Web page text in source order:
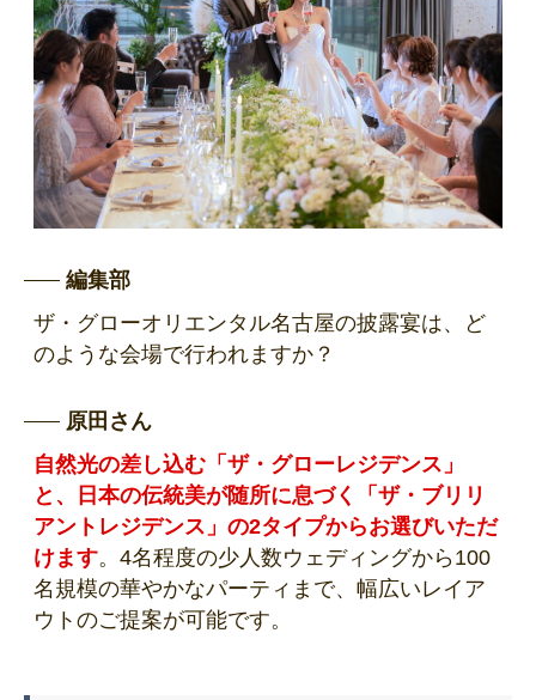
編集部
ザ・グローオリエンタル名古屋の披露宴は、ど
のような会場で行われますか？
原田さん
自然光の差し込む「ザ・グローレジデンス」
と、日本の伝統美が随所に息づく「ザ・ブリリ
アントレジデンス」の2タイプからお選びいただ
けます。4名程度の少人数ウェディングから100
名規模の華やかなパーティまで、幅広いレイア
ウトのご提案が可能です。